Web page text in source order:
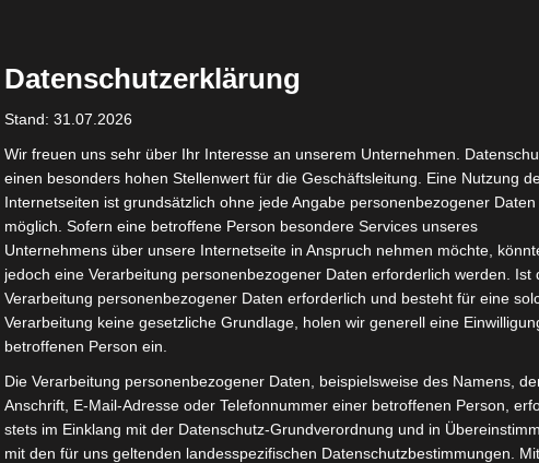
inkl. 19 % MwSt.
Lieferzeit:Versandfertig
Rezensionen (0)
Scooter VSM. Vordere bremsbeläge für optimale
findest du hier:Volta Motor Elektro-Scooter VSM
Datenschutzerklärung
Stand: 31.07.2026
Wir freuen uns sehr über Ihr Interesse an unserem Unternehmen.
einen besonders hohen Stellenwert für die Geschäftsleitung. Eine Nutzung
Internetseiten ist grundsätzlich ohne jede Angabe personenbezogener Daten
möglich. Sofern eine betroffene Person besondere Services unseres
Unternehmens über unsere Internetseite in Anspruch nehmen möchte,
jedoch eine Verarbeitung personenbezogener Daten erforderlich werden. Ist
Verarbeitung personenbezogener Daten erforderlich und besteht für eine
Verarbeitung keine gesetzliche Grundlage, holen wir generell eine
betroffenen Person ein.
Die Verarbeitung personenbezogener Daten, beispielsweise des Namens,
Anschrift, E-Mail-Adresse oder Telefonnummer einer betroffenen Person,
stets im Einklang mit der Datenschutz-Grundverordnung und in
mit den für uns geltenden landesspezifischen Datenschutzbestimmungen.